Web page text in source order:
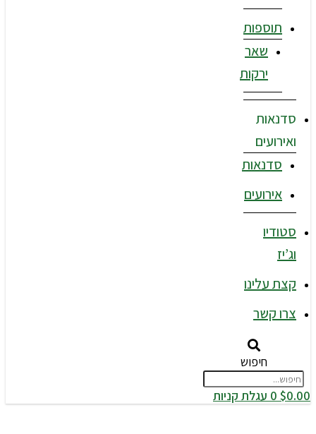
תוספות
שאר
ירקות
סדנאות
ואירועים
סדנאות
אירועים
סטודיו
וג’יז
קצת עלינו
צרו קשר
חיפוש
$0.00
0 עגלת קניות